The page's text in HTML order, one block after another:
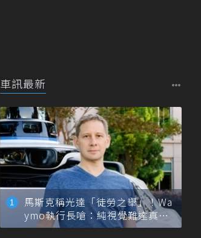
車訊最新
馬斯克稱光達「徒勞之舉」！Wa
ymo執行長嗆：純視覺難達真正
自動駕駛